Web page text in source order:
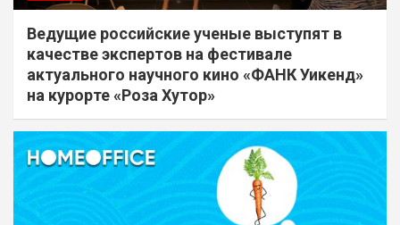
Ведущие российские ученые выступят в
качестве экспертов на фестивале
актуального научного кино «ФАНК Уикенд»
на курорте «Роза Хутор»